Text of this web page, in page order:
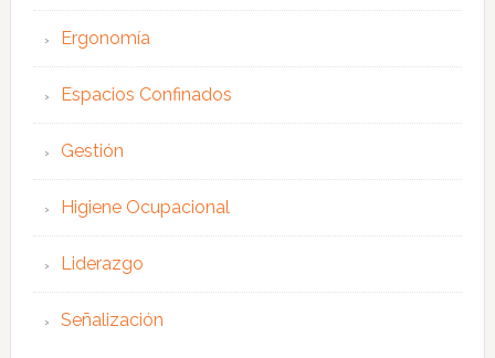
Ergonomía
Espacios Confinados
Gestión
Higiene Ocupacional
Liderazgo
Señalización